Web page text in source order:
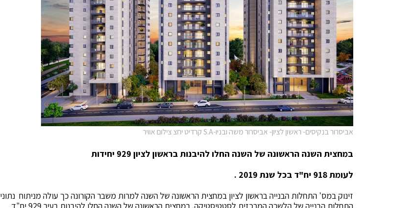
אביסרור בנקיסים- ראשון לציון- אביסרור משה ובניו-S.A קרדיט יחצ צילום אוויר
במחצית השנה הראשונה של השנה החלו להיבנות בראשון לציון 929 יחידות
לעומת 918 יח"ד בכל שנת 2019 .
זינוק במס' התחלות הבנייה בראשון לציון במחצית הראשונה של השנה למרות משבר הקורונה כך עולה מניתוח נתוני
התחלות הבנייה של הלשכה המרכזית לסטטיסטיקה. במחצית הראשונה של השנה החלו להיבנות בעיר 929 יח"ד